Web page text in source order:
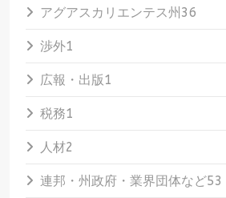
アグアスカリエンテス州 36
渉外1
広報・出版1
税務1
人材2
連邦・州政府・業界団体など53